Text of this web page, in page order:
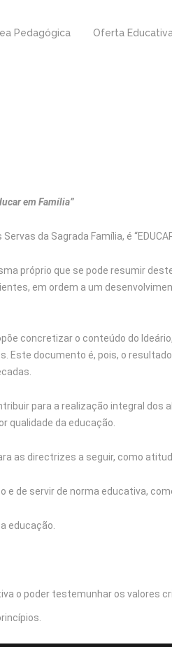
Pedagógica Oferta
em Família”
da Sagrada Família, é “EDUCAR
próprio que se pode resumir
em ordem a um
concretizar o conteúdo do
documento é, pois, o
para a realização integral
qualidade da educação.
as directrizes a seguir, como
de servir de norma educativa,
educação.
o poder testemunhar os valores